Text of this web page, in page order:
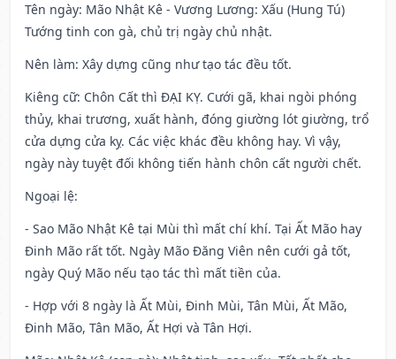
Tên ngày: Mão Nhật Kê - Vương Lương: Xấu (Hung Tú)
Tướng tinh con gà, chủ trị ngày chủ nhật.
Nên làm: Xây dựng cũng như tạo tác đều tốt.
Kiêng cữ: Chôn Cất thì ĐẠI KỴ. Cưới gã, khai ngòi phóng
thủy, khai trương, xuất hành, đóng giường lót giường, trổ
cửa dựng cửa kỵ. Các việc khác đều không hay. Vì vậy,
ngày này tuyệt đối không tiến hành chôn cất người chết.
Ngoại lệ:
- Sao Mão Nhật Kê tại Mùi thì mất chí khí. Tại Ất Mão hay
Đinh Mão rất tốt. Ngày Mão Đăng Viên nên cưới gả tốt,
ngày Quý Mão nếu tạo tác thì mất tiền của.
- Hợp với 8 ngày là Ất Mùi, Đinh Mùi, Tân Mùi, Ất Mão,
Đinh Mão, Tân Mão, Ất Hợi và Tân Hợi.